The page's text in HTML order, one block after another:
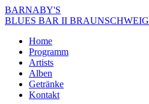
BARNABY'S
BLUES BAR II BRAUNSCHWEIG
Home
Programm
Artists
Alben
Getränke
Kontakt